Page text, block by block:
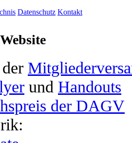
Datenschutz Kontakt
und Handouts
der DAGV